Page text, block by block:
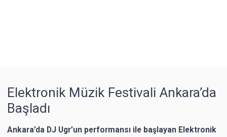
Elektronik Müzik Festivali Ankara’da
Başladı
Ankara’da DJ Ugr’un performansı ile başlayan Elektronik